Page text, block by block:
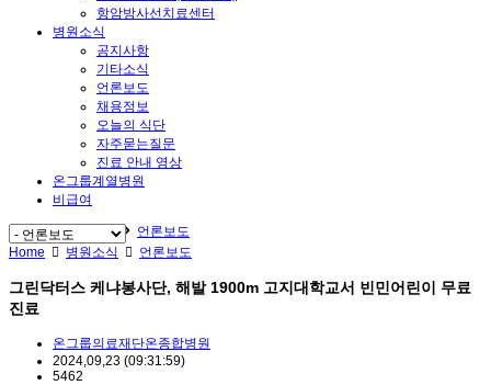
항암방사선치료센터
병원소식
공지사항
기타소식
언론보도
채용정보
오늘의 식단
자주묻는질문
진료 안내 영상
온그룹계열병원
비급여
Home 병원소식
언론보도
Home
병원소식 언론보도
그린닥터스 케냐봉사단, 해발 1900m 고지대학교서 빈민어린이 무료
진료
온그룹의료재단온종합병원
2024,09,23 (09:31:59)
5462